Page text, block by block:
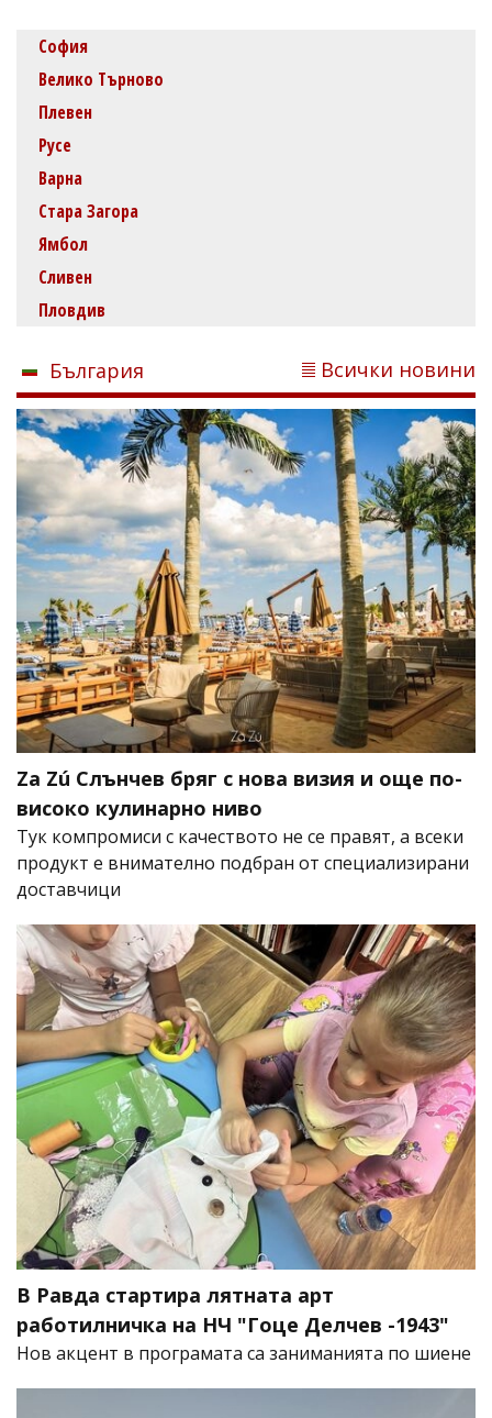
София
Велико Търново
Плевен
Русе
Варна
Стара Загора
Ямбол
Сливен
Пловдив
България Всички новини
Za Zú Слънчев бряг с нова визия и още по-
високо кулинарно ниво
Тук компромиси с качеството не се правят, а всеки
продукт е внимателно подбран от специализирани
доставчици
В Равда стартира лятната арт
работилничка на НЧ "Гоце Делчев -1943"
Нов акцент в програмата са заниманията по шиене